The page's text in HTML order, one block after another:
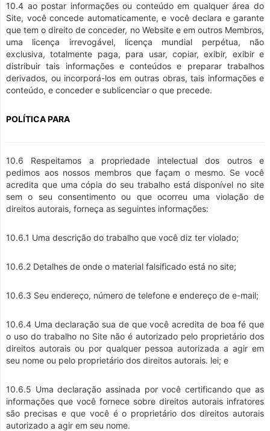
10.4 ao postar informações ou conteúdo em qualquer área do
Site, você concede automaticamente, e você declara e garante
que tem o direito de conceder, no Website e em outros Membros,
uma licença irrevogável, licença mundial perpétua, não
exclusiva, totalmente paga, para usar, copiar, exibir, exibir e
distribuir tais informações e conteúdos e preparar trabalhos
derivados, ou incorporá-los em outras obras, tais informações e
conteúdo, e conceder e sublicenciar o que precede.
POLÍTICA PARA
10.6 Respeitamos a propriedade intelectual dos outros e
pedimos aos nossos membros que façam o mesmo. Se você
acredita que uma cópia do seu trabalho está disponível no site
sem o seu consentimento ou que ocorreu uma violação de
direitos autorais, forneça as seguintes informações:
10.6.1 Uma descrição do trabalho que você diz ter violado;
10.6.2 Detalhes de onde o material falsificado está no site;
10.6.3 Seu endereço, número de telefone e endereço de e-mail;
10.6.4 Uma declaração sua de que você acredita de boa fé que
o uso do trabalho no Site não é autorizado pelo proprietário dos
direitos autorais ou por qualquer pessoa autorizada a agir em
seu nome ou pelo proprietário dos direitos autorais. lei; e
10.6.5 Uma declaração assinada por você certificando que as
informações que você fornece sobre direitos autorais infratores
são precisas e que você é o proprietário dos direitos autorais
autorizado a agir em seu nome.